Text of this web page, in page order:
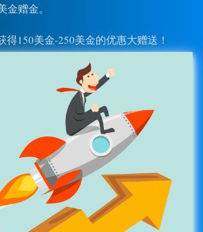
赠金。
得150美金-250美金的优惠大赠送！